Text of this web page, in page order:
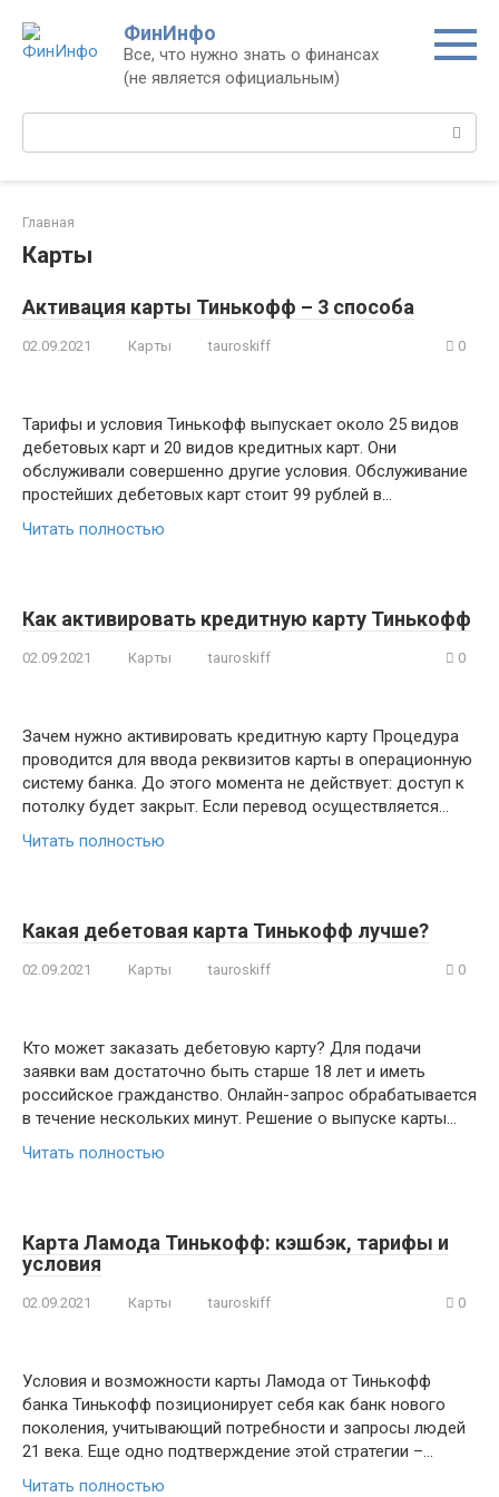
контенту
ФинИнфо
Все, что нужно знать о финансах
(не является официальным)
Поиск:
Главная
Карты
Активация карты Тинькофф – 3 способа
02.09.2021 Карты tauroskiff 0
Тарифы и условия Тинькофф выпускает около 25 видов
дебетовых карт и 20 видов кредитных карт. Они
обслуживали совершенно другие условия. Обслуживание
простейших дебетовых карт стоит 99 рублей в…
Читать полностью
Как активировать кредитную карту Тинькофф
02.09.2021 Карты tauroskiff 0
Зачем нужно активировать кредитную карту Процедура
проводится для ввода реквизитов карты в операционную
систему банка. До этого момента не действует: доступ к
потолку будет закрыт. Если перевод осуществляется…
Читать полностью
Какая дебетовая карта Тинькофф лучше?
02.09.2021 Карты tauroskiff 0
Кто может заказать дебетовую карту? Для подачи
заявки вам достаточно быть старше 18 лет и иметь
российское гражданство. Онлайн-запрос обрабатывается
в течение нескольких минут. Решение о выпуске карты…
Читать полностью
Карта Ламода Тинькофф: кэшбэк, тарифы и
условия
02.09.2021 Карты tauroskiff 0
Условия и возможности карты Ламода от Тинькофф
банка Тинькофф позиционирует себя как банк нового
поколения, учитывающий потребности и запросы людей
21 века. Еще одно подтверждение этой стратегии –…
Читать полностью